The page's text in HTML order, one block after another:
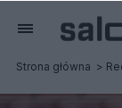
Strona główna